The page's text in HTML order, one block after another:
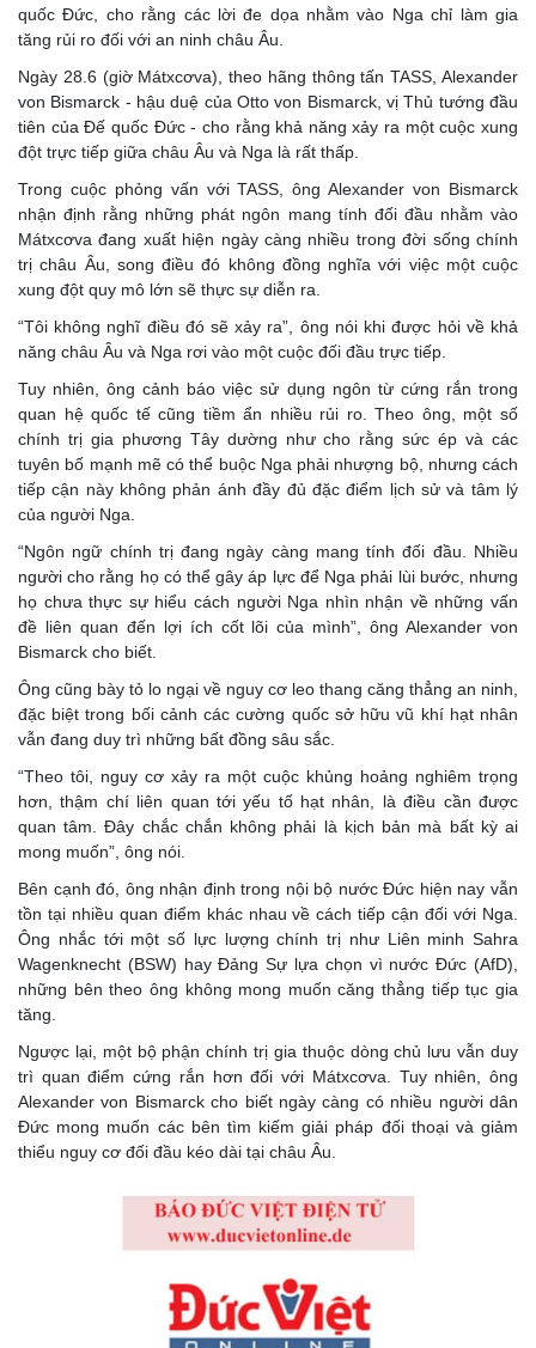
quốc Đức, cho rằng các lời đe dọa nhằm vào Nga chỉ làm gia
tăng rủi ro đối với an ninh châu Âu.
Ngày 28.6 (giờ Mátxcơva), theo hãng thông tấn TASS, Alexander
von Bismarck - hậu duệ của Otto von Bismarck, vị Thủ tướng đầu
tiên của Đế quốc Đức - cho rằng khả năng xảy ra một cuộc xung
đột trực tiếp giữa châu Âu và Nga là rất thấp.
Trong cuộc phỏng vấn với TASS, ông Alexander von Bismarck
nhận định rằng những phát ngôn mang tính đối đầu nhằm vào
Mátxcơva đang xuất hiện ngày càng nhiều trong đời sống chính
trị châu Âu, song điều đó không đồng nghĩa với việc một cuộc
xung đột quy mô lớn sẽ thực sự diễn ra.
“Tôi không nghĩ điều đó sẽ xảy ra”, ông nói khi được hỏi về khả
năng châu Âu và Nga rơi vào một cuộc đối đầu trực tiếp.
Tuy nhiên, ông cảnh báo việc sử dụng ngôn từ cứng rắn trong
quan hệ quốc tế cũng tiềm ẩn nhiều rủi ro. Theo ông, một số
chính trị gia phương Tây dường như cho rằng sức ép và các
tuyên bố mạnh mẽ có thể buộc Nga phải nhượng bộ, nhưng cách
tiếp cận này không phản ánh đầy đủ đặc điểm lịch sử và tâm lý
của người Nga.
“Ngôn ngữ chính trị đang ngày càng mang tính đối đầu. Nhiều
người cho rằng họ có thể gây áp lực để Nga phải lùi bước, nhưng
họ chưa thực sự hiểu cách người Nga nhìn nhận về những vấn
đề liên quan đến lợi ích cốt lõi của mình”, ông Alexander von
Bismarck cho biết.
Ông cũng bày tỏ lo ngại về nguy cơ leo thang căng thẳng an ninh,
đặc biệt trong bối cảnh các cường quốc sở hữu vũ khí hạt nhân
vẫn đang duy trì những bất đồng sâu sắc.
“Theo tôi, nguy cơ xảy ra một cuộc khủng hoảng nghiêm trọng
hơn, thậm chí liên quan tới yếu tố hạt nhân, là điều cần được
quan tâm. Đây chắc chắn không phải là kịch bản mà bất kỳ ai
mong muốn”, ông nói.
Bên cạnh đó, ông nhận định trong nội bộ nước Đức hiện nay vẫn
tồn tại nhiều quan điểm khác nhau về cách tiếp cận đối với Nga.
Ông nhắc tới một số lực lượng chính trị như Liên minh Sahra
Wagenknecht (BSW) hay Đảng Sự lựa chọn vì nước Đức (AfD),
những bên theo ông không mong muốn căng thẳng tiếp tục gia
tăng.
Ngược lại, một bộ phận chính trị gia thuộc dòng chủ lưu vẫn duy
trì quan điểm cứng rắn hơn đối với Mátxcơva. Tuy nhiên, ông
Alexander von Bismarck cho biết ngày càng có nhiều người dân
Đức mong muốn các bên tìm kiếm giải pháp đối thoại và giảm
thiểu nguy cơ đối đầu kéo dài tại châu Âu.